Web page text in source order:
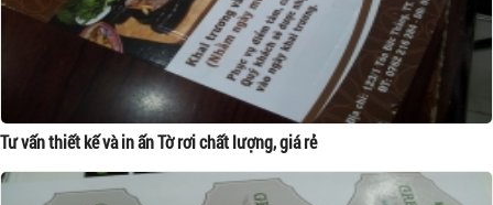
Tư vấn thiết kế và in ấn Tờ rơi chất lượng, giá rẻ